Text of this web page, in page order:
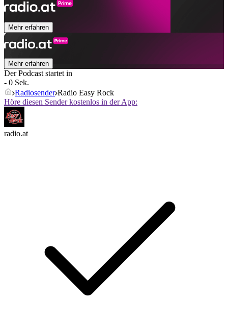
Mehr erfahren
Mehr erfahren
Der Podcast startet in
- 0 Sek.
Radiosender Radio Easy Rock
Höre diesen Sender kostenlos in der App:
radio.at